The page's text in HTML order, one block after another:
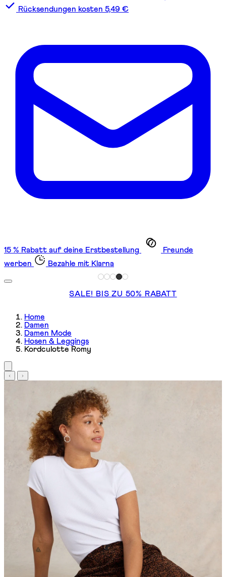
Rücksendungen kosten 5,49 €
15 % Rabatt auf deine Erstbestellung
Freunde
werben
Bezahle mit Klarna
SALE! BIS ZU 50% RABATT
Home
Damen
Damen Mode
Hosen & Leggings
Kordculotte Romy